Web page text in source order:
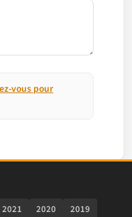
vous pour
2021 2020
2019